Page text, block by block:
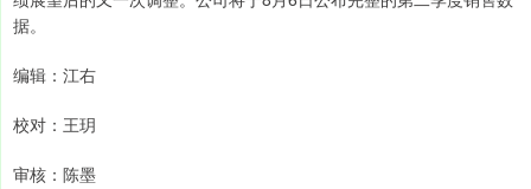
据。
编辑：江右
校对：王玥
审核：陈墨